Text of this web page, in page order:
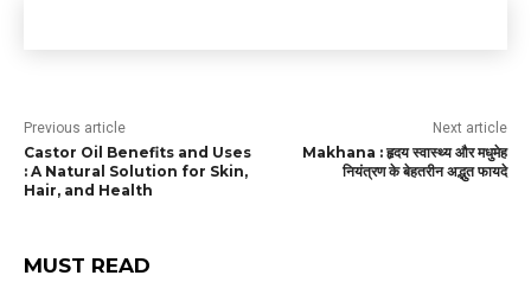
Previous article
Castor Oil Benefits and Uses
: A Natural Solution for Skin,
Hair, and Health
Next article
Makhana : हृदय स्वास्थ्य और मधुमेह
नियंत्रण के बेहतरीन अद्भुत फायदे
MUST READ